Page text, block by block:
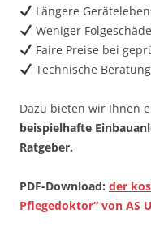
Längere
Weniger
Faire Preise bei
Technische
Dazu bieten wir Ihnen
beispielhafte
Ratgeber.
PDF-Download: der
Pflegedoktor“ von AS